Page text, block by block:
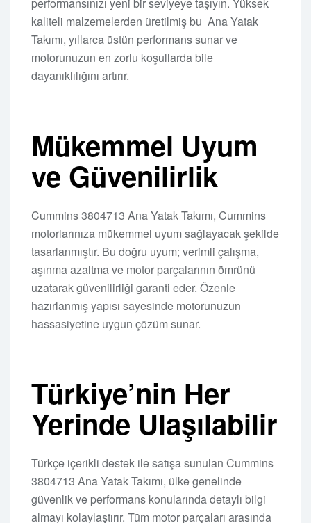
performansınızı yeni bir seviyeye taşıyın. Yüksek
kaliteli malzemelerden üretilmiş bu Ana Yatak
Takımı, yıllarca üstün performans sunar ve
motorunuzun en zorlu koşullarda bile
dayanıklılığını artırır.
Mükemmel Uyum
ve Güvenilirlik
Cummins 3804713 Ana Yatak Takımı, Cummins
motorlarınıza mükemmel uyum sağlayacak şekilde
tasarlanmıştır. Bu doğru uyum; verimli çalışma,
aşınma azaltma ve motor parçalarının ömrünü
uzatarak güvenilirliği garanti eder. Özenle
hazırlanmış yapısı sayesinde motorunuzun
hassasiyetine uygun çözüm sunar.
Türkiye’nin Her
Yerinde Ulaşılabilir
Türkçe içerikli destek ile satışa sunulan Cummins
3804713 Ana Yatak Takımı, ülke genelinde
güvenlik ve performans konularında detaylı bilgi
almayı kolaylaştırır. Tüm motor parçaları arasında